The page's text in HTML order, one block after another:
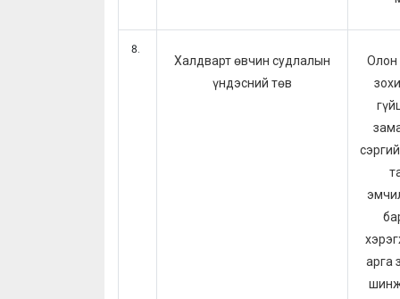
Халдварт өвчин судлалын
үндэсний төв
Олон
арга